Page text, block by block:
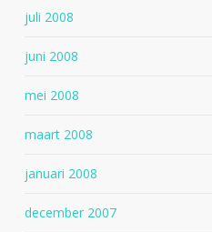
juli 2008
juni 2008
mei 2008
maart 2008
januari 2008
december 2007